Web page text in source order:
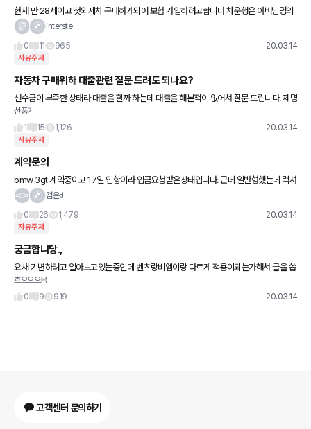
현재 만 28세이고 첫외제차 구매하게되어 보험 가입하려고합니다 차운행은 아버님명의
차로 약 7년정도 운행했구요 3년 이상 경력으로 쳐준다고하더라구요 궁금한게 다른분들
interste
0
11 965 20.03.14
자유주제
자동차 구매위해 대출관련 질문 드려도 되나요?
선수금이 부족한 상태라 대출을 할까 하는데 대출을 해본적이 없어서 질문 드립니다. 제명
의 자가 아파트 있구요, 제명의 토지에 가게 운영중입니다. 대충 알기엔 담보대출이 가능
할것 같
선풍기
1
15 1,126 20.03.14
자유주제
계약문의
bmw 3gt 계약중이고 17일 입항이라 입금요청받은상태입니다. 근데 일반형했는데 럭셔
리등급이 자꾸눈에 밟혀서 만약 타 딜러사에 재고가 있으면 지금꺼 취소하고 주문이 가능
검은비
0
26 1,479 20.03.14
자유주제
궁금합니당.,
요새 기변하려고 알아보고있는중인데 벤츠랑비엠이랑 다르게 적용이되는가해서 글을 씁
니다! 벤츠는 계약 당시 프로모션이아니라 출고 당시 프로모션으로 가는걸로 알고있는데
비엠은 계약 당시 프로모션으로
흐으으으음
0
9 919 20.03.14
고객센터 문의하기